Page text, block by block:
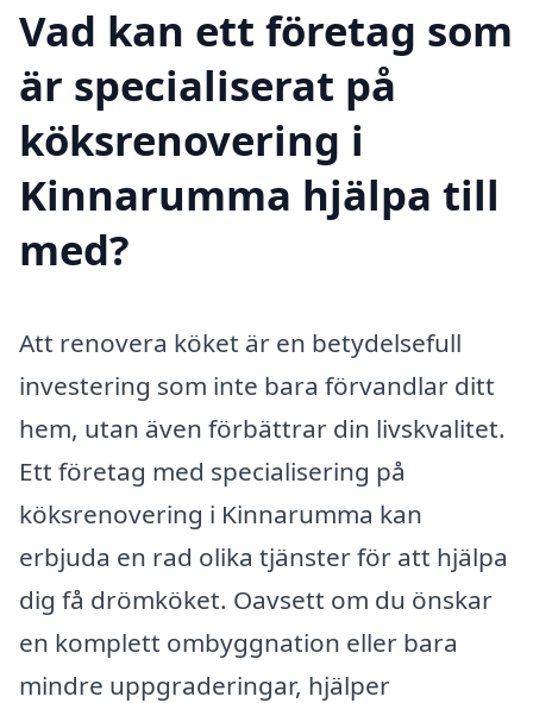
Vad kan ett företag som
är specialiserat på
köksrenovering i
Kinnarumma hjälpa till
med?
Att renovera köket är en betydelsefull
investering som inte bara förvandlar ditt
hem, utan även förbättrar din livskvalitet.
Ett företag med specialisering på
köksrenovering i Kinnarumma kan
erbjuda en rad olika tjänster för att hjälpa
dig få drömköket. Oavsett om du önskar
en komplett ombyggnation eller bara
mindre uppgraderingar, hjälper